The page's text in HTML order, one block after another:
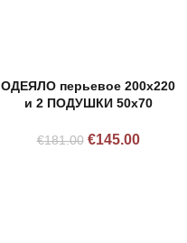
ОДЕЯЛО перьевое 200х220
и 2 ПОДУШКИ 50х70
€181.00 €145.00